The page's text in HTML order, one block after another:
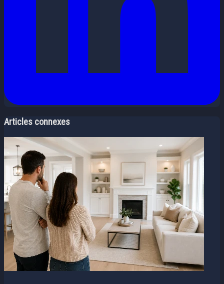
Articles connexes